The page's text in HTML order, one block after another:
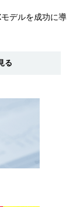
デルを成功に導
る